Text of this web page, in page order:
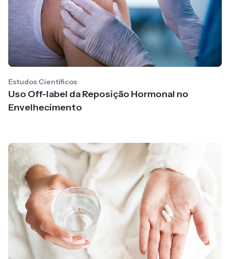
Estudos Científicos
Uso Off-label da Reposição Hormonal no
Envelhecimento